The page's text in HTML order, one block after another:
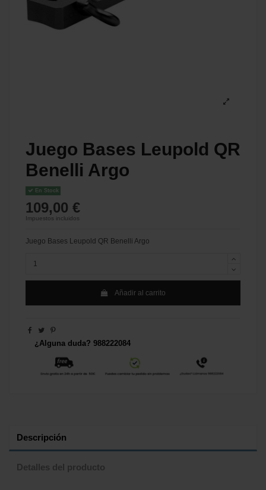
Juego Bases Leupold QR
Benelli Argo
En Stock
109,00 €
Impuestos incluidos
Juego Bases Leupold QR Benelli Argo
Añadir al carrito
¿Alguna duda? 988222084
Descripción
Detalles del producto